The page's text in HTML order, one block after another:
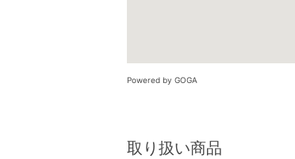
Powered by GOGA
取り扱い商品